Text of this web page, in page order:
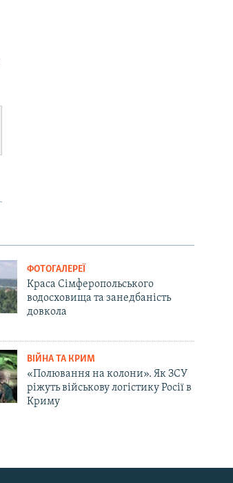
ФОТОГАЛЕРЕЇ
Краса Сімферопольського
водосховища та занедбаність
довкола
ВІЙНА ТА КРИМ
«Полювання на колони». Як ЗСУ
ріжуть військову логістику Росії в
Криму